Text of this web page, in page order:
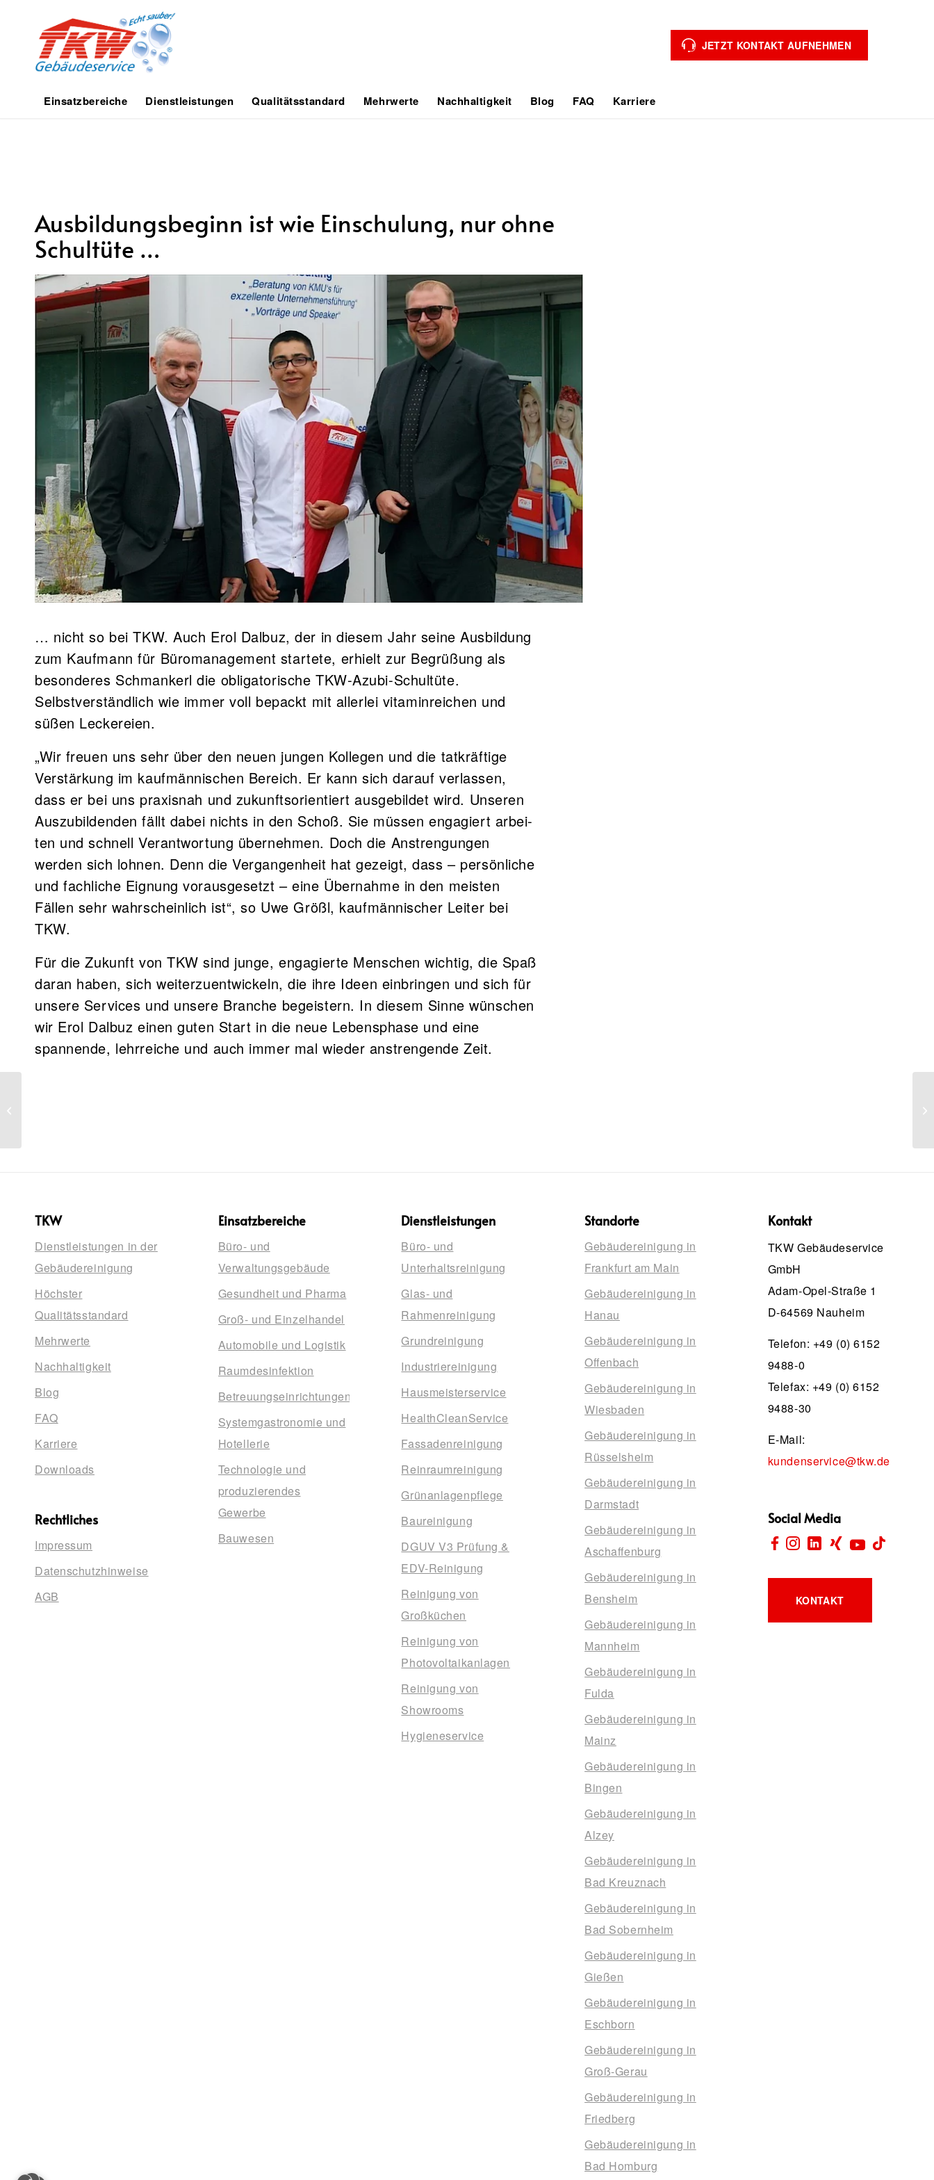
Einsatzbereiche Dienstleistungen Qualitätsstandard Mehrwerte Nachhaltigkeit Blog FAQ Karriere
JETZT KONTAKT AUFNEHMEN
Ausbildungsbeginn ist wie Einschulung, nur ohne
Schultüte …
… nicht so bei TKW. Auch Erol Dalbuz, der in diesem Jahr seine Ausbildung
zum Kaufmann für Büromanagement startete, erhielt zur Begrüßung als
besonderes Schmankerl die obligatorische TKW-Azubi-Schultüte.
Selbstverständlich wie immer voll be­packt mit allerlei vitaminreichen und
süßen Leckereien.
„Wir freuen uns sehr über den neuen jungen Kollegen und die tat­kräftige
Verstärkung im kaufmännischen Be­reich. Er kann sich da­rauf verlassen,
dass er bei uns praxisnah und zukunftsorientiert aus­gebildet wird. Un­se­ren
Auszubildenden fällt dabei nichts in den Schoß. Sie müssen en­ga­­giert ar­bei­
ten und schnell Verantwortung übernehmen. Doch die Anstrengungen
werden sich lohnen. Denn die Vergangenheit hat gezeigt, dass – persönliche
und fachliche Eignung vorausgesetzt – eine Übernahme in den meisten
Fällen sehr wahrscheinlich ist“, so Uwe Größl, kaufmännischer Leiter bei
TKW.
Für die Zukunft von TKW sind junge, engagierte Menschen wichtig, die Spaß
daran haben, sich weiterzuentwickeln, die ihre Ideen einbringen und sich für
unsere Services und unsere Branche begeistern. In diesem Sinne wünschen
wir Erol Dalbuz einen guten Start in die neue Lebensphase und eine
spannende, lehrreiche und auch immer mal wieder anstrengende Zeit.
TKW
Dienstleistungen in der
Gebäudereinigung
Höchster
Qualitätsstandard
Mehrwerte
Nachhaltigkeit
Blog
FAQ
Karriere
Downloads
Rechtliches
Impressum
Datenschutzhinweise
AGB
Einsatzbereiche
Büro- und
Verwaltungsgebäude
Gesundheit und Pharma
Groß- und Einzelhandel
Automobile und Logistik
Raumdesinfektion
Betreuungseinrichtungen
Systemgastronomie und
Hotellerie
Technologie und
produzierendes
Gewerbe
Bauwesen
Dienstleistungen
Büro- und
Unterhaltsreinigung
Glas- und
Rahmenreinigung
Grundreinigung
Industriereinigung
Hausmeisterservice
HealthCleanService
Fassadenreinigung
Reinraumreinigung
Grünanlagenpflege
Baureinigung
DGUV V3 Prüfung &
EDV-Reinigung
Reinigung von
Großküchen
Reinigung von
Photovoltaikanlagen
Reinigung von
Showrooms
Hygieneservice
Standorte
Gebäudereinigung in
Frankfurt am Main
Gebäudereinigung in
Hanau
Gebäudereinigung in
Offenbach
Gebäudereinigung in
Wiesbaden
Gebäudereinigung in
Rüsselsheim
Gebäudereinigung in
Darmstadt
Gebäudereinigung in
Aschaffenburg
Gebäudereinigung in
Bensheim
Gebäudereinigung in
Mannheim
Gebäudereinigung in
Fulda
Gebäudereinigung in
Mainz
Gebäudereinigung in
Bingen
Gebäudereinigung in
Alzey
Gebäudereinigung in
Bad Kreuznach
Gebäudereinigung in
Bad Sobernheim
Gebäudereinigung in
Gießen
Gebäudereinigung in
Eschborn
Gebäudereinigung in
Groß-Gerau
Gebäudereinigung in
Friedberg
Gebäudereinigung in
Bad Homburg
Kontakt
TKW Gebäudeservice
GmbH
Adam-Opel-Straße 1
D-64569 Nauheim
Telefon: +49 (0) 6152
9488-0
Telefax: +49 (0) 6152
9488-30
E-Mail:
kundenservice@tkw.de
Social Media
KONTAKT